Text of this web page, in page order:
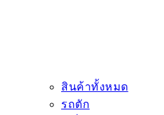
สินค้าทั้งหมด
รถตัก